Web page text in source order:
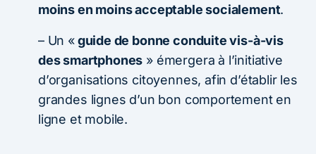
moins en moins acceptable socialement.
– Un «guide de bonne conduite vis-à-vis
des smartphones » émergera à l’initiative
d’organisations citoyennes, afin d’établir les
grandes lignes d’un bon comportement en
ligne et mobile.